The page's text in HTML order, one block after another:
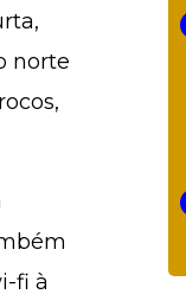
norte
fi à